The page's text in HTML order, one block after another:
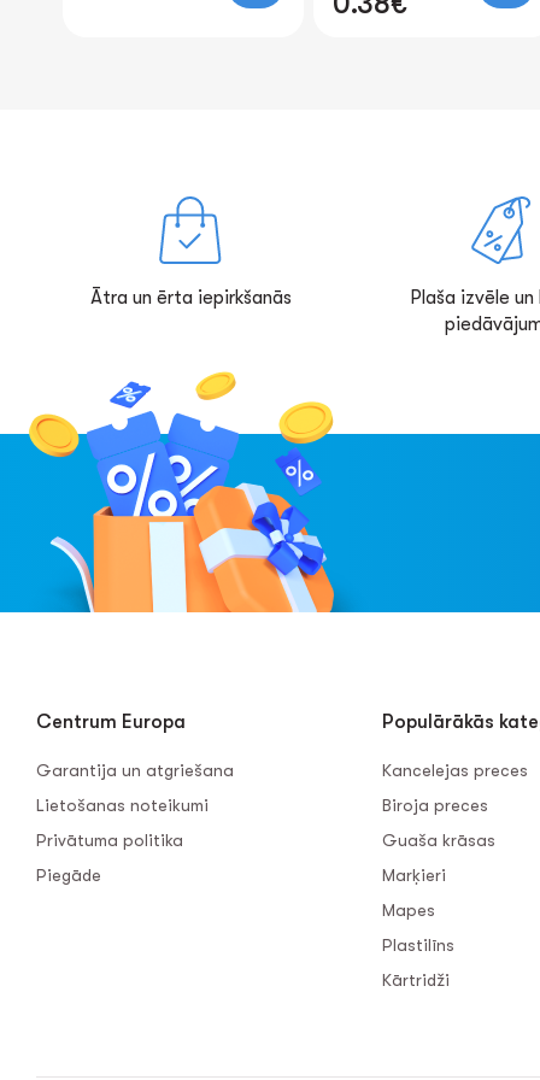
Ātra un ērta iepirkšanās
Plaša izvēle un
Centrum Europa
Garantija un atgriešana
Lietošanas noteikumi
Privātuma politika
Piegāde
Populārākās
Kancelejas preces
Biroja preces
Guaša krāsas
Marķieri
Mapes
Plastilīns
Kārtridži